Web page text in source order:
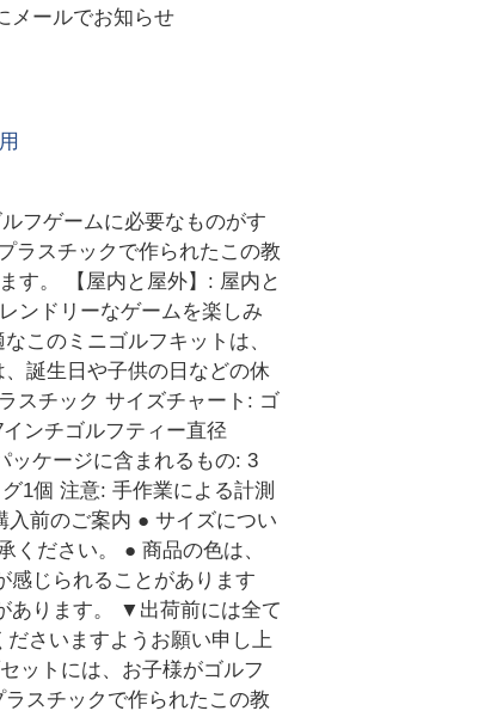
メールでお知らせ
フゲームに必要なものがす
ラスチックで作られたこの教
す。 【屋内と屋外】: 屋内と
ンドリーなゲームを楽しみ
このミニゴルフキットは、
誕生日や子供の日などの休
スチック サイズチャート: ゴ
ンチゴルフティー直径
ッケージに含まれるもの: 3
1個 注意: 手作業による計測
入前のご案内 ● サイズについ
ださい。 ● 商品の色は、
感じられることがあります
あります。 ▼出荷前には全て
さいますようお願い申し上
ットには、お子様がゴルフ
スチックで作られたこの教